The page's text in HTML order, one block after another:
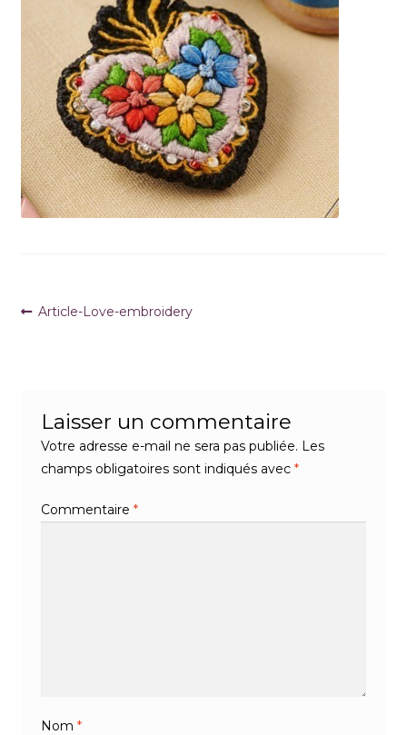
Navigation
Article
Article-Love-embroidery
Laisser un commentaire
Votre adresse e-mail ne sera pas publiée. Les
champs obligatoires sont indiqués avec*
Commentaire*
Nom*